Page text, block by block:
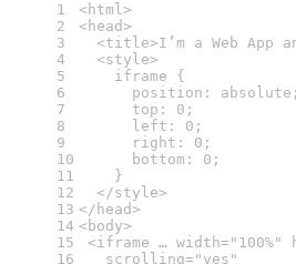
1
2
3
4
5
6
7
8
9
10
11
12
13
14
15
16
< html>
< head>
<title>I’m a Web App
<style>
iframe {
position : absolute;
top : 0 ;
left : 0 ;
right : 0 ;
bottom : 0 ;
    }
</style>
</ head>
< body>
<iframe … width= "100%"
scrolling= "yes"